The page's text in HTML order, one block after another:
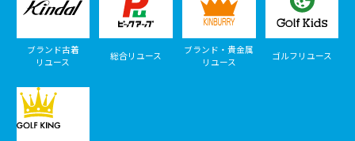
ブランド古着
リユース
総合リユース
ブランド・貴金属
リユース
ゴルフリユース